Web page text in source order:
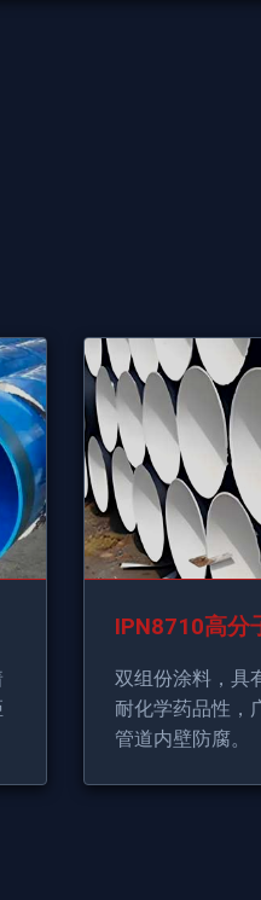
IPN8710高分
双组份涂料，具
耐化学药品性，
管道内壁防腐。